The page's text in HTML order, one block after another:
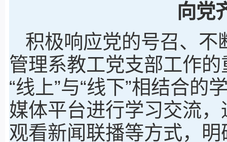
向党
积极响应党的号召、不
管理系教工党支部工作
“线上”与“线下”相结合的
媒体平台进行学习交流
观看新闻联播等方式，